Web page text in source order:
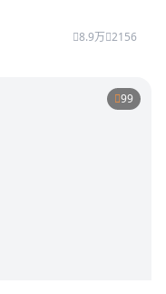
8.9万 2156
99